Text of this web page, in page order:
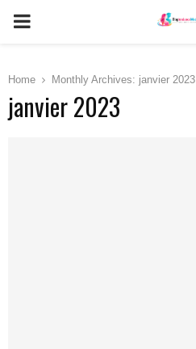
PRIMARY
Home Monthly Archives: janvier 2023
janvier 2023